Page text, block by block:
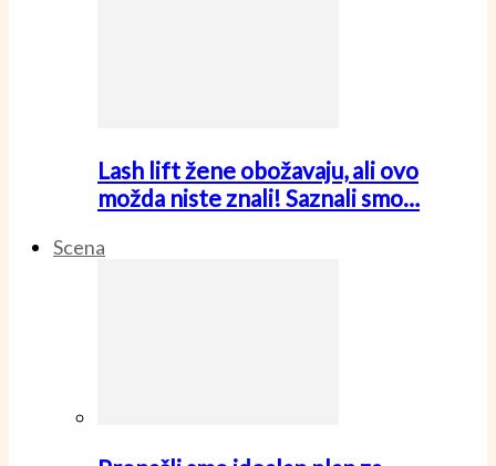
Lash lift žene obožavaju, ali ovo
možda niste znali! Saznali smo…
Scena